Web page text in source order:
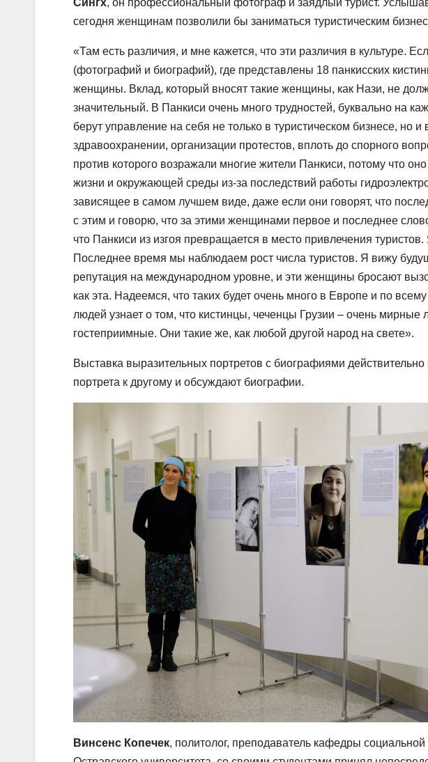
Сингх, он профессиональный фотограф и заядлый турист.
сегодня женщинам позволили бы заниматься туристическим
«Там есть различия, и мне кажется, что эти различия в культуре.
(фотографий и биографий), где представлены 18 панкисских
женщины. Вклад, который вносят такие женщины, как Нази, не
значительный. В Панкиси очень много трудностей, буквально на
берут управление на себя не только в туристическом бизнесе, но
здравоохранении, организации протестов, вплоть до спорного
против которого возражали многие жители Панкиси, потому что
жизни и окружающей среды из-за последствий работы
зависящее в самом лучшем виде, даже если они говорят, что
с этим и говорю, что за этими женщинами первое и последнее
что Панкиси из изгоя превращается в место привлечения
Последнее время мы наблюдаем рост числа туристов. Я вижу
репутация на международном уровне, и эти женщины бросают
как эта. Надеемся, что таких будет очень много в Европе и по
людей узнает о том, что кистинцы, чеченцы Грузии – очень мирные
гостеприимные. Они такие же, как любой другой народ на свете».
Выставка выразительных портретов с биографиями действительно
портрета к другому и обсуждают биографии.
Винсенс Копечек, политолог, преподаватель кафедры